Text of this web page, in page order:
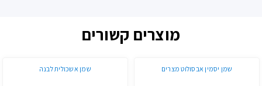
מוצרים קשורים
שמן יסמין אבסולוט מצרים שמן אשכולית לבנה